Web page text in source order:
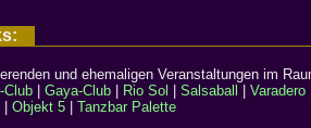
und ehemaligen Veranstaltungen im
Club Gaya-Club Rio Sol Salsaball Varadero
Objekt 5
Tanzbar Palette